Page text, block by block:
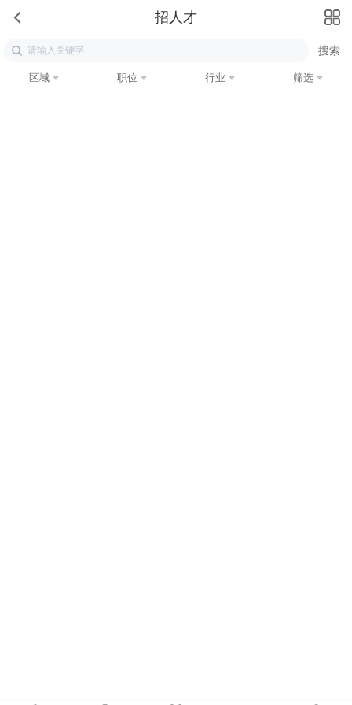
招人才
区域 职位 行业 筛选